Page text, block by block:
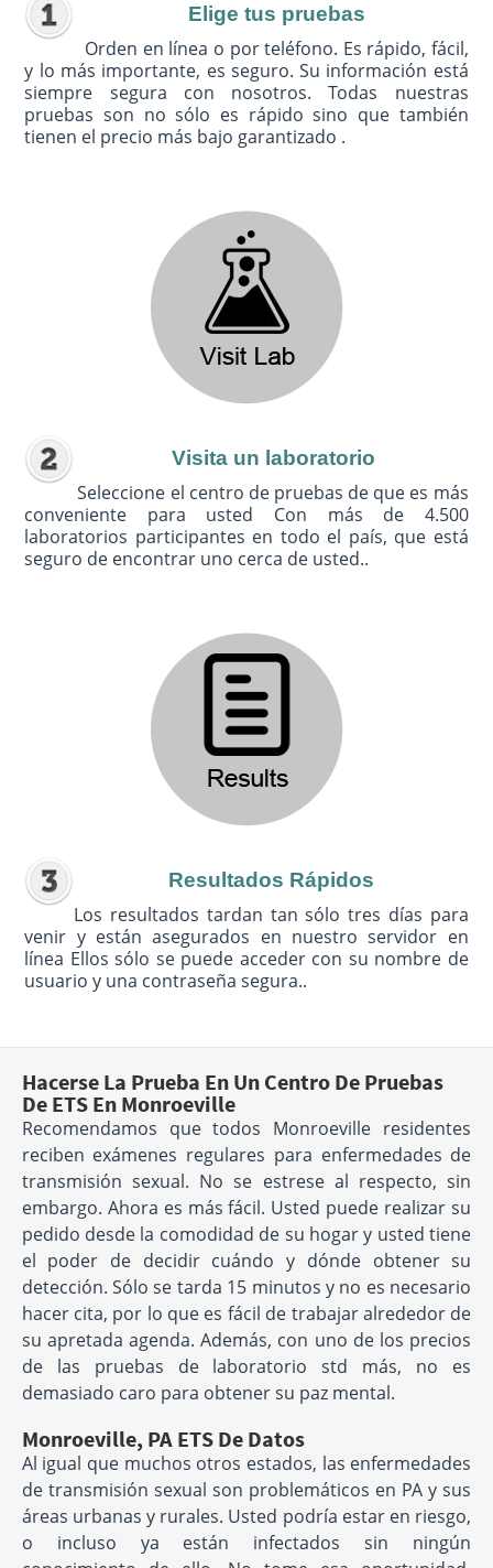
Elige tus pruebas
Orden en línea o por teléfono. Es rápido, fácil,
y lo más importante, es seguro. Su información está
siempre segura con nosotros. Todas nuestras
pruebas son no sólo es rápido sino que también
tienen el precio más bajo garantizado .
Visita un laboratorio
Seleccione el centro de pruebas de que es más
conveniente para usted Con más de 4.500
laboratorios participantes en todo el país, que está
seguro de encontrar uno cerca de usted..
Resultados Rápidos
Los resultados tardan tan sólo tres días para
venir y están asegurados en nuestro servidor en
línea Ellos sólo se puede acceder con su nombre de
usuario y una contraseña segura..
Hacerse La Prueba En Un Centro De Pruebas
De ETS En Monroeville
Recomendamos que todos Monroeville residentes
reciben exámenes regulares para enfermedades de
transmisión sexual. No se estrese al respecto, sin
embargo. Ahora es más fácil. Usted puede realizar su
pedido desde la comodidad de su hogar y usted tiene
el poder de decidir cuándo y dónde obtener su
detección. Sólo se tarda 15 minutos y no es necesario
hacer cita, por lo que es fácil de trabajar alrededor de
su apretada agenda. Además, con uno de los precios
de las pruebas de laboratorio std más, no es
demasiado caro para obtener su paz mental.
Monroeville, PA ETS De Datos
Al igual que muchos otros estados, las enfermedades
de transmisión sexual son problemáticos en PA y sus
áreas urbanas y rurales. Usted podría estar en riesgo,
o incluso ya están infectados sin ningún